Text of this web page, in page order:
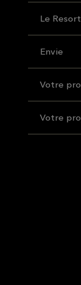
Le Resort
Envie
Votre
Votre